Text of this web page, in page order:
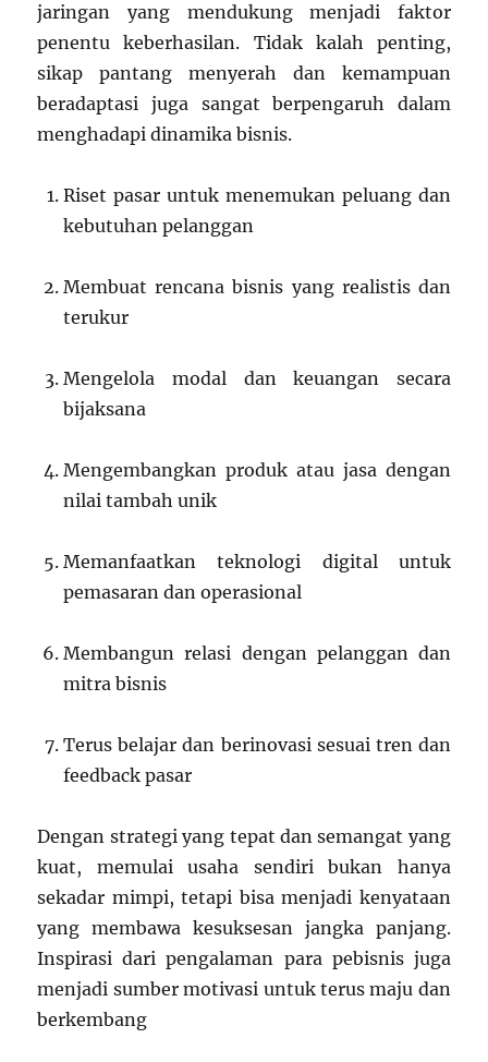
jaringan yang mendukung menjadi faktor
penentu keberhasilan. Tidak kalah penting,
sikap pantang menyerah dan kemampuan
beradaptasi juga sangat berpengaruh dalam
menghadapi dinamika bisnis.
Riset pasar untuk menemukan peluang dan
kebutuhan pelanggan
Membuat rencana bisnis yang realistis dan
terukur
Mengelola modal dan keuangan secara
bijaksana
Mengembangkan produk atau jasa dengan
nilai tambah unik
Memanfaatkan teknologi digital untuk
pemasaran dan operasional
Membangun relasi dengan pelanggan dan
mitra bisnis
Terus belajar dan berinovasi sesuai tren dan
feedback pasar
Dengan strategi yang tepat dan semangat yang
kuat, memulai usaha sendiri bukan hanya
sekadar mimpi, tetapi bisa menjadi kenyataan
yang membawa kesuksesan jangka panjang.
Inspirasi dari pengalaman para pebisnis juga
menjadi sumber motivasi untuk terus maju dan
berkembang